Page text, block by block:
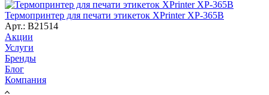
Термопринтер для печати этикеток XPrinter XP-365B
Арт.: B21514
Акции
Услуги
Бренды
Блог
Компания